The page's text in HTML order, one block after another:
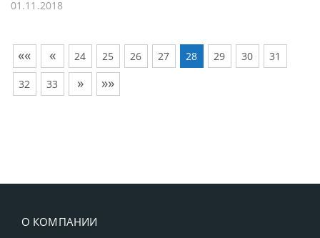
01.11.2018
«« « 24 25 26 27 28 29 30 31
32 33 » »»
О КОМПАНИИ